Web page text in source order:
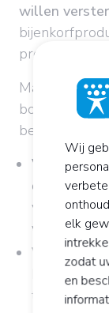
willen
Maar om ons
boost te
belang.
Vitamine C
om het
vitamine zit
vooral in
Vitamine D
bijdraagt
tanden.
Wij
elk
zodat
en